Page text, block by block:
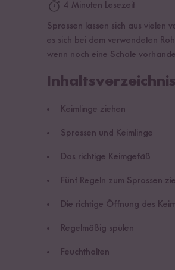
4 Minuten Lesezeit
Sprossen lassen sich aus vielen
es sich bei dem verwendeten
wenn noch eine Schale
Inhaltsverzeichnis
Keimlinge ziehen
Sprossen und Keimlinge
Das richtige Keimgefäß
Fünf Regeln zum Sprossen
Die richtige Öffnung des
Regelmäßig spülen
Feuchthalten